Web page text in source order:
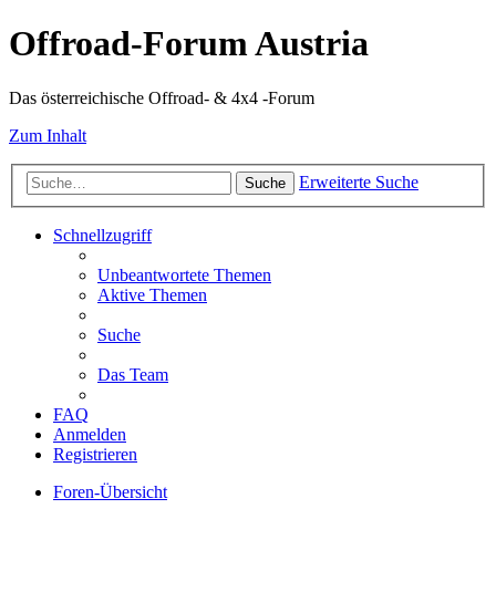
Offroad-Forum Austria
Das österreichische Offroad- & 4x4 -Forum
Zum Inhalt
Suche Erweiterte Suche
Schnellzugriff
Unbeantwortete Themen
Aktive Themen
Suche
Das Team
FAQ
Anmelden
Registrieren
Foren-Übersicht